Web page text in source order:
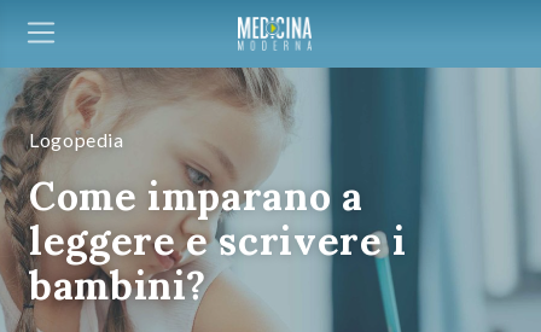
Logopedia
Come imparano a
leggere e scrivere i
bambini?